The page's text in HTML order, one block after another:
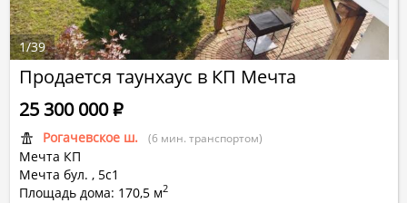
Продается таунхаус в КП Мечта
Рогачевское ш. (6 мин. транспортом)
Мечта КП
Мечта бул. , 5с1
Площадь дома: 170,5 м2
25 300 000Р
1/39